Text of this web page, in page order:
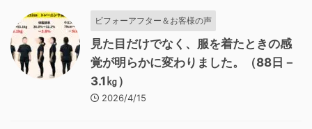
ビフォーアフター＆お客様の声
見た目だけでなく、服を着たときの感
覚が明らかに変わりました。（88日－
3.1㎏）
2026/4/15